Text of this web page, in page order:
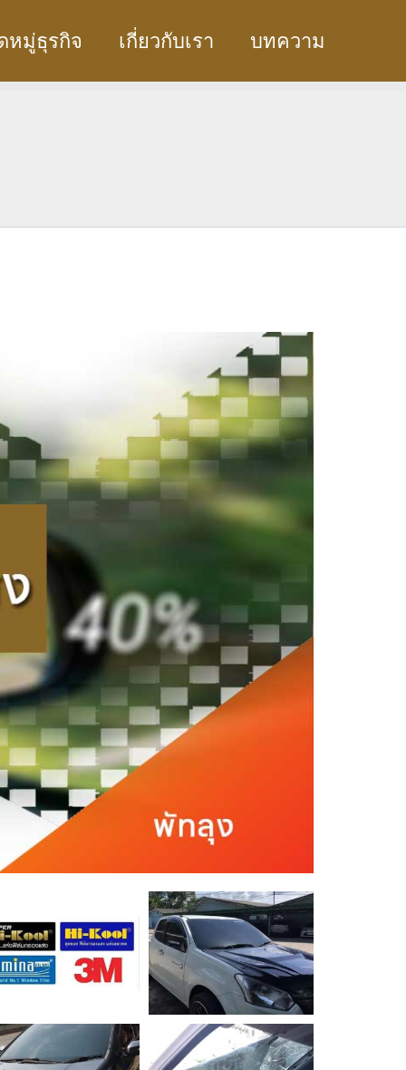
หมู่ธุรกิจ เกี่ยวกับเรา บทความ